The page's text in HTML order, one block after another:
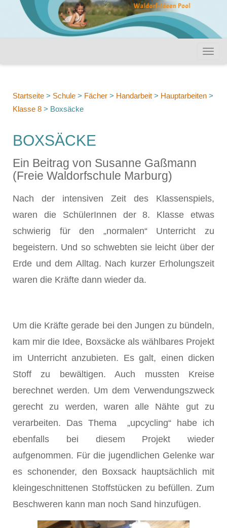
Startseite > Schule > Fächer > Handarbeit > Hauptarbeiten >
Klasse 8 > Boxsäcke
BOXSÄCKE
Ein Beitrag von Susanne Gaßmann
(Freie Waldorfschule Marburg)
Nach der intensiven Zeit des Klassenspiels,
waren die SchülerInnen der 8. Klasse etwas
schwierig für den „normalen“ Unterricht zu
begeistern. Und so schwebten sie leicht über der
Erde und dem Alltag. Nach kurzer Erholungszeit
waren die Kräfte dann wieder da.
Um die Kräfte gerade bei den Jungen zu bündeln,
kam mir die Idee, Boxsäcke als wählbares Projekt
im Unterricht anzubieten. Es galt, einen dicken
Stoff zu bewältigen. Auch mussten Kreise
berechnet werden. Um dem Verwendungszweck
gerecht zu werden, waren alle Nähte gut zu
verarbeiten. Das Thema „upcycling“ habe ich
ebenfalls bei diesem Projekt wieder
aufgenommen. Für die jugendlichen Gelenke war
es schonender, den Boxsack hauptsächlich mit
kleingeschnittenen Stoffstücken zu befüllen. Zum
Beschweren kann man noch Sand hinzufügen.